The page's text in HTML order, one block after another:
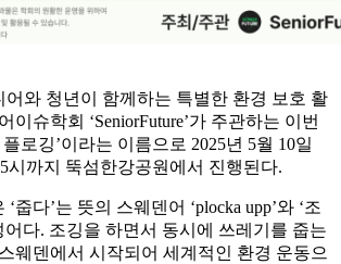
어와 청년이 함께하는 특별한 환경 보호 활
이슈학회 ‘SeniorFuture’가 주관하는 이번
로깅’이라는 이름으로 2025년 5월 10일
시까지 뚝섬한강공원에서 진행된다.
줍다’는 뜻의 스웨덴어 ‘plocka upp’와 ‘조
어다. 조깅을 하면서 동시에 쓰레기를 줍는
웨덴에서 시작되어 세계적인 환경 운동으